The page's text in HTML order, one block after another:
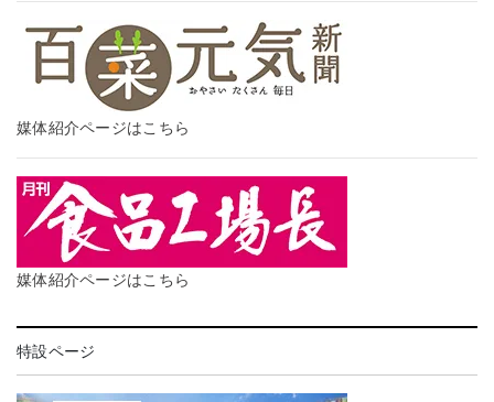
媒体紹介ページはこちら
媒体紹介ページはこちら
特設ページ